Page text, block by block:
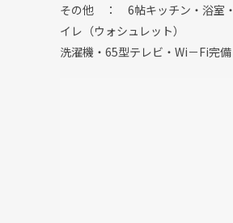
その他 ： 6帖キッチン ・ 浴室 ・
イレ（ウォシュレット）
洗濯機・65型テレビ・Wi－Fi完備